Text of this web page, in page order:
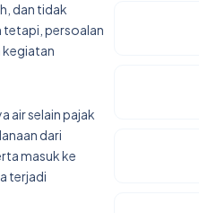
dan tidak
tetapi, persoalan
kegiatan
air selain pajak
dari
masuk ke
terjadi